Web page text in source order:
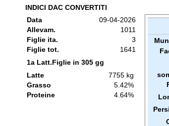
INDICI DAC CONVERTITI
Data
09-04-2026
Allevam.
1011
Figlie ita.
3
Figlie tot.
1641
1a Latt.Figlie in 305 gg
Latte
7755 kg
Grasso
5.42%
Proteine
4.64%